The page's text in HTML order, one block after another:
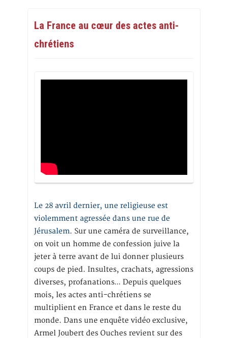
La France au cœur des actes anti-
chrétiens
Le 28 avril dernier, une religieuse est
violemment agressée dans une rue de
Jérusalem. Sur une caméra de surveillance,
on voit un homme de confession juive la
jeter à terre avant de lui donner plusieurs
coups de pied. Insultes, crachats, agressions
diverses, profanations… Depuis quelques
mois, les actes anti-chrétiens se
multiplient en France et dans le reste du
monde. Dans une enquête vidéo exclusive,
Armel Joubert des Ouches revient sur des